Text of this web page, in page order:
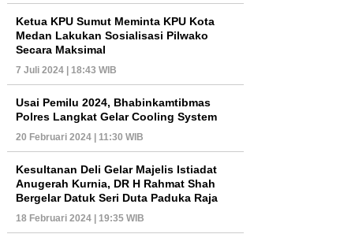
Ketua KPU Sumut Meminta KPU Kota
Medan Lakukan Sosialisasi Pilwako
Secara Maksimal
7 Juli 2024 | 18:43 WIB
Usai Pemilu 2024, Bhabinkamtibmas
Polres Langkat Gelar Cooling System
20 Februari 2024 | 11:30 WIB
Kesultanan Deli Gelar Majelis Istiadat
Anugerah Kurnia, DR H Rahmat Shah
Bergelar Datuk Seri Duta Paduka Raja
18 Februari 2024 | 19:35 WIB